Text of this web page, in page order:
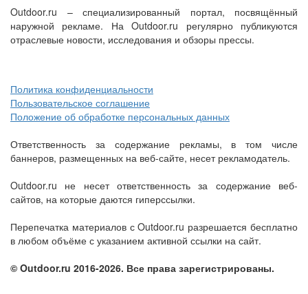
Outdoor.ru – специализированный портал, посвящённый
наружной рекламе. На Outdoor.ru регулярно публикуются
отраслевые новости, исследования и обзоры прессы.
Политика конфиденциальности
Пользовательское соглашение
Положение об обработке персональных данных
Ответственность за содержание рекламы, в том числе
баннеров, размещенных на веб-сайте, несет рекламодатель.
Outdoor.ru не несет ответственность за содержание веб-
сайтов, на которые даются гиперссылки.
Перепечатка материалов с Outdoor.ru разрешается бесплатно
в любом объёме с указанием активной ссылки на сайт.
© Outdoor.ru 2016-2026. Все права зарегистрированы.